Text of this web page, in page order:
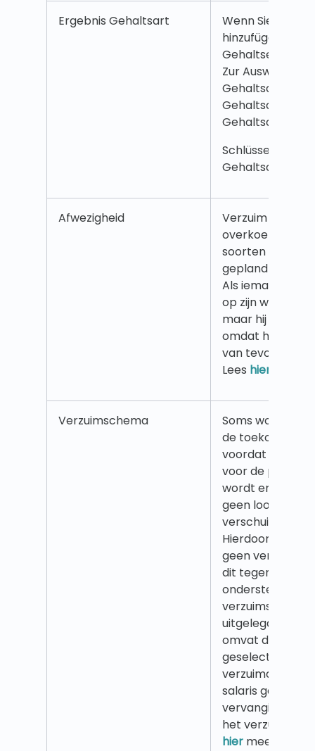
Ergebnis Gehaltsart
Wenn Sie eine
hinzufügen,
Zur Auswahl
Gehaltsart,
Gehaltsarten
Gehaltsart.
Gehaltsart,
Afwezigheid
Verzuim is een
soorten
gepland of
Als iemand
op zijn werk
maar hij heeft
omdat het niet
van tevoren
Lees hier
Verzuimschema
Soms wordt
de toekomst
voordat er een
voor de
wordt er tijdens
geen
verschuiving
Hierdoor krijgt
geen
dit tegen te
ondersteuning
verzuimschema
uitgelegd,
omvat die
geselecteerd in
salaris
het verzuim te
hier meer.